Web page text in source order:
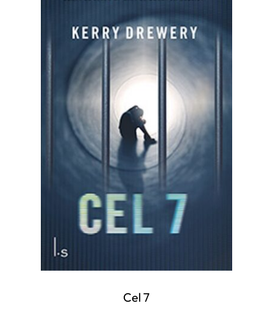
Cel 7